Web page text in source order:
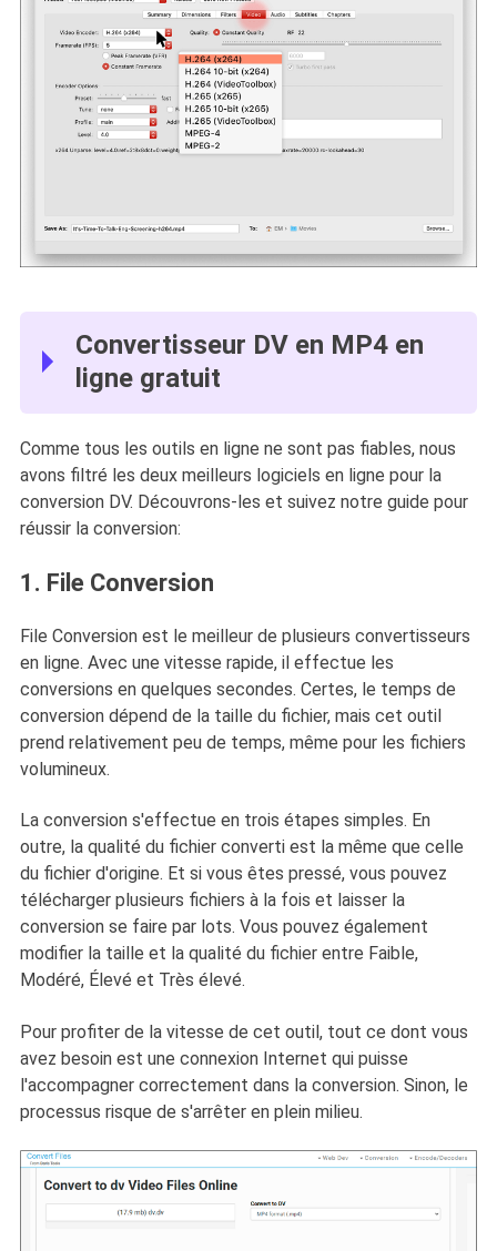
Convertisseur DV en MP4 en
ligne gratuit
Comme tous les outils en ligne ne sont pas fiables, nous
avons filtré les deux meilleurs logiciels en ligne pour la
conversion DV. Découvrons-les et suivez notre guide pour
réussir la conversion:
1. File Conversion
File Conversion est le meilleur de plusieurs convertisseurs
en ligne. Avec une vitesse rapide, il effectue les
conversions en quelques secondes. Certes, le temps de
conversion dépend de la taille du fichier, mais cet outil
prend relativement peu de temps, même pour les fichiers
volumineux.
La conversion s'effectue en trois étapes simples. En
outre, la qualité du fichier converti est la même que celle
du fichier d'origine. Et si vous êtes pressé, vous pouvez
télécharger plusieurs fichiers à la fois et laisser la
conversion se faire par lots. Vous pouvez également
modifier la taille et la qualité du fichier entre Faible,
Modéré, Élevé et Très élevé.
Pour profiter de la vitesse de cet outil, tout ce dont vous
avez besoin est une connexion Internet qui puisse
l'accompagner correctement dans la conversion. Sinon, le
processus risque de s'arrêter en plein milieu.